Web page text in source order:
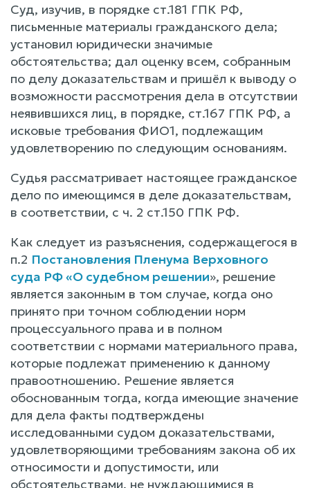
Суд, изучив, в порядке ст.181 ГПК РФ,
письменные материалы гражданского дела;
установил юридически значимые
обстоятельства; дал оценку всем, собранным
по делу доказательствам и пришёл к выводу о
возможности рассмотрения дела в отсутствии
неявившихся лиц, в порядке, ст.167 ГПК РФ, а
исковые требования ФИО1, подлежащим
удовлетворению по следующим основаниям.
Судья рассматривает настоящее гражданское
дело по имеющимся в деле доказательствам,
в соответствии, с ч. 2 ст.150 ГПК РФ.
Как следует из разъяснения, содержащегося в
п.2 Постановления Пленума Верховного
суда РФ «О судебном решении», решение
является законным в том случае, когда оно
принято при точном соблюдении норм
процессуального права и в полном
соответствии с нормами материального права,
которые подлежат применению к данному
правоотношению. Решение является
обоснованным тогда, когда имеющие значение
для дела факты подтверждены
исследованными судом доказательствами,
удовлетворяющими требованиям закона об их
относимости и допустимости, или
обстоятельствами, не нуждающимися в